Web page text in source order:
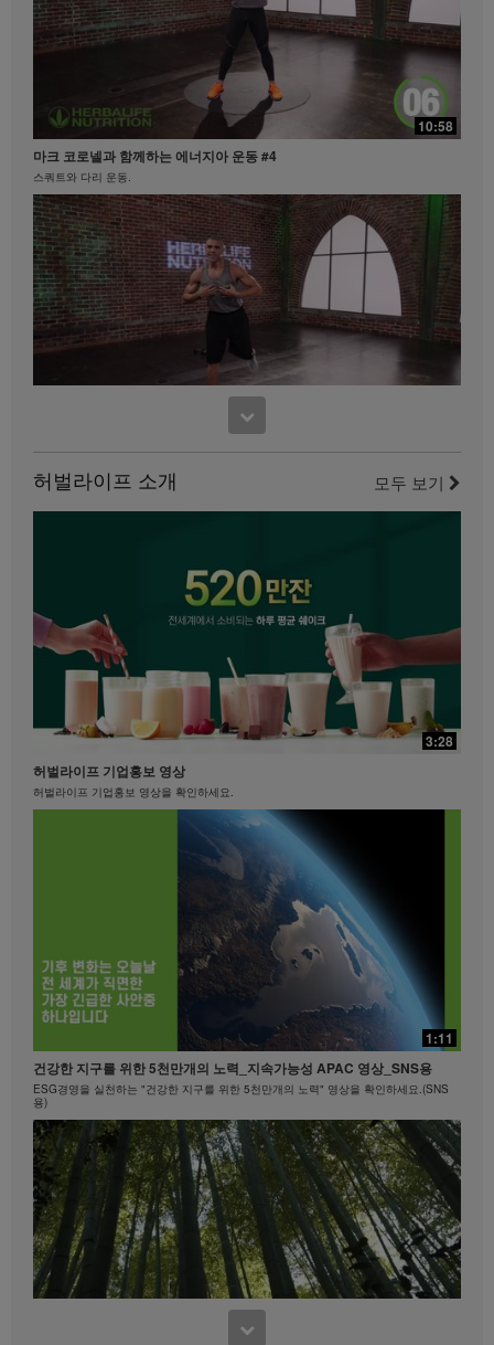
모든 사람은 어떠한 체중 감량 프로그램을 시작하기 앞
서 주치의와 상의하셔야 합니다. 허벌라이프® 제품은
오직 통제된 식사의 일부로써 체중 감량과 체중 조절을
지원할 수 있습니다. 비록 특정 허벌라이프® 제품은 일
부 일상적인 식사를 대체하기에 적합할 수 있으나, 개인
의 모든 식사를 대체해서는 안되며, 매일 최소한 한 번
의 적절한 식사가 보충되어야 합니다.
비디오는 Herbalife International of America, Inc.에서
소유하고 운영하고 있는 허벌라이프 비디오 갤러리를
통해서만 이용 가능합니다. 귀하께서는 비디오를 시청
하실 수 있으며, 비디오가 다운로드 가능한 경우에는 허
벌라이프 비즈니스 또는 허벌라이프® 제품을 홍보할 목
적으로만 비디오 전체를 복제하고 배포할 수 있습니다.
그러나, 귀하께서는 비디오를 복제하고 배포하는 과정
에서 금전적인 거래를 해서는 안됩니다. Herbalife
International of America, Inc.의 명시된 서면 동의 없이
비디오에 포함되어있는 영상, 음성, 설명 및 이야기를
사용하는 것은 엄격히 금지됩니다. 허벌라이프는 언제
든지 귀하의 비디오 사용을 중단하도록 요청할 수 있습
21:35
탁월함의 중심
탁월함의 중심 #허벌라이프 #제품력
맛있게 먹으면서 다이어트하기 #키토산 #셀유로쓰 #리프트오프
베케이션 & 명절을 준비하는 자세
20:24
빠를수록 좋은!
빠를수록 좋은! #뉴런뉴트리션 #비타민B
0:45
Formula 1 Story #4 나이에 상관없이 언제 어디서나 | 건강한 라이프스타
10:58
마크 코로넬과 함께하는 에너지아 운동 #4
스쿼트와 다리 운동.
사사 노세리노의 파워 다리 컨디셔닝
이 다리 운동을 즐기세요.
29:40
필라테스 강사 제니퍼 델포조와 함께 복근과 엉덩이 근육에 초점을 맞춘 이 필라테스에
도전해 보세요...................
15:40
마크 코로넬과 함께하는 에너지아 운동 #1
히프, 엉덩이
허벌라이프 소개 모두 보기
3:28
허벌라이프 기업홍보 영상
허벌라이프 기업홍보 영상을 확인하세요.
1:11
건강한 지구를 위한 5천만개의 노력_지속가능성 APAC 영상_SNS용
ESG경영을 실천하는 "건강한 지구를 위한 5천만개의 노력" 영상을 확인하세요.(SNS
용)